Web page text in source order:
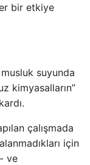
bir etkiye
suyunda
kimyasalların”
çalışmada
için
ve